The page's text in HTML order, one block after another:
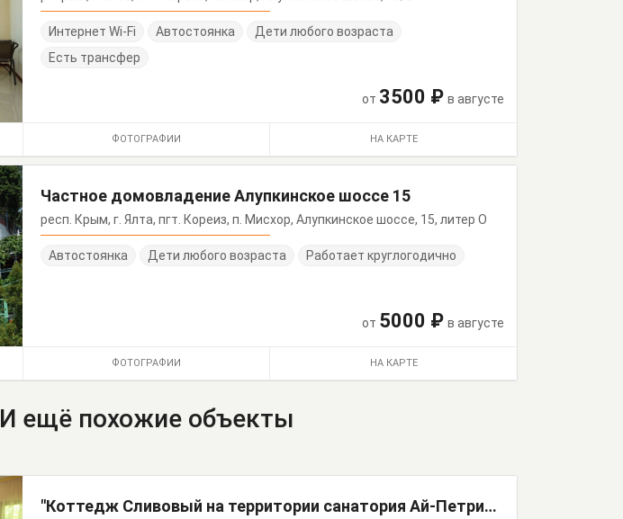
Интернет Wi-Fi Автостоянка
Дети любого возраста
Есть трансфер
от 3500 ₽ в августе
ФОТОГРАФИИ НА КАРТЕ
Частное домовладение Алупкинское шоссе 15
респ. Крым, г. Ялта, пгт. Кореиз, п. Мисхор, Алупкинское шоссе, 15, литер О
Автостоянка Дети любого возраста Работает круглогодично
от 5000 ₽ в августе
ФОТОГРАФИИ НА КАРТЕ
И ещё похожие объекты
"Коттедж Сливовый на территории санатория Ай-Петри" частный сектор